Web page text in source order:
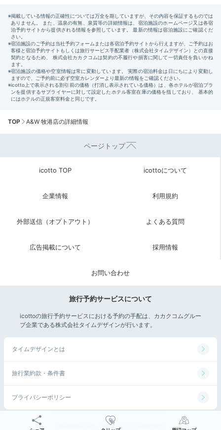
TOP A&W 牧港店の詳細情報
ページトップ
icotto TOP icottoについて
企業情報 利用規約
外部送信（オプトアウト） よくある質問
広告掲載について 採用情報
お問い合わせ
旅行予約サービスについて
icottoの旅行予約サービスにおける予約の手配は、カカクコムグルー
プ企業である株式会社タイムデザインが行います。
タイムデザインとは
旅行業約款・条件書
プライバシーポリシー
©Kakaku.com, Inc. All Rights Reserved.